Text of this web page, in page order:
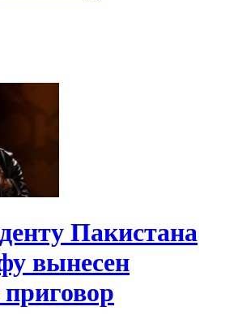
Пакистана
вынесен